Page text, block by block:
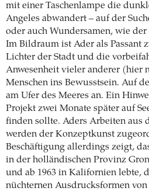
mit einer Taschenlampe die
Angeles abwandert – auf der
oder auch Wundersamen, wie
Im Bildraum ist Ader als Passant
Lichter der Stadt und die
Anwesenheit vieler anderer (hier
Menschen ins Bewusstsein. Auf
am Ufer des Meeres an. Ein
Projekt zwei Monate später auf
finden sollte. Aders Arbeiten aus
werden der Konzeptkunst
Beschäftigung allerdings zeigt,
in der holländischen Provinz
und ab 1963 in Kalifornien lebte,
nüchternen Ausdrucksformen von